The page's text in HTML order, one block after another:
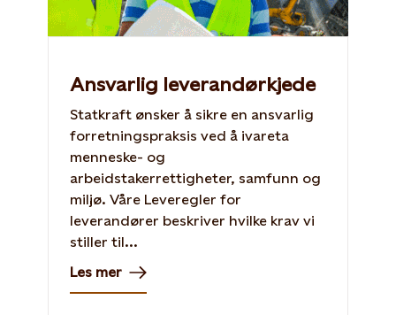
Ansvarlig leverandørkjede
Statkraft ønsker å sikre en ansvarlig
forretningspraksis ved å ivareta
menneske- og
arbeidstakerrettigheter, samfunn og
miljø. Våre Leveregler for
leverandører beskriver hvilke krav vi
stiller til...
Les mer